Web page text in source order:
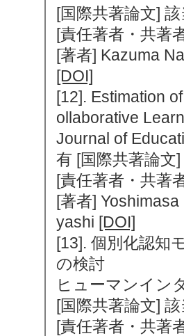
[国際共著論文]
[責任著者・共著
[著者] Kazuma
[DOI]
[12]. Estimation
ollaborative
Journal of
有 [国際共著論文
[責任著者・共著
[著者]
yashi [DOI]
[13]. 個別化認知
の検討
ヒューマンイン
[国際共著論文]
[責任著者・共著